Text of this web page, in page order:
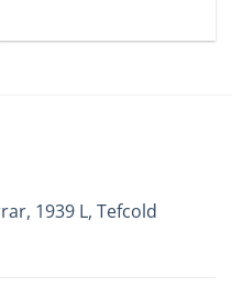
1939 L, Tefcold